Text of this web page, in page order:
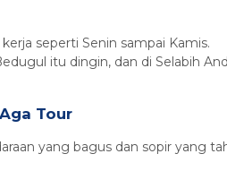
seperti Senin sampai Kamis.
itu dingin, dan di Selabih
Tour
yang bagus dan sopir yang